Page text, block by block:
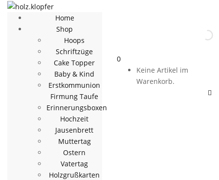
Home
Shop
Hoops
Schriftzüge
Cake Topper
Baby & Kind
Erstkommunion
Firmung Taufe
Erinnerungsboxen
Hochzeit
Jausenbrett
Muttertag
Ostern
Vatertag
Holzgrußkarten
0
Keine Artikel im
Warenkorb.